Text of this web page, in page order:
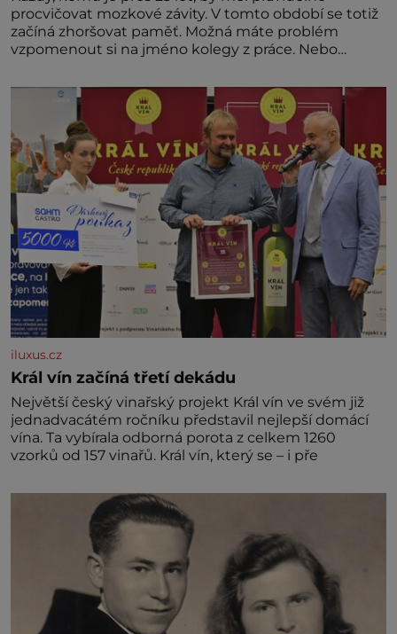
procvičovat mozkové závity. V tomto období se totiž
začíná zhoršovat paměť. Možná máte problém
vzpomenout si na jméno kolegy z práce. Nebo
nedávno přečetli. Je to opravdu tak, s věkem jako
kdyby se paměť rozhodla stávkovat. Cvičte
iluxus.cz
Král vín začíná třetí dekádu
Největší český vinařský projekt Král vín ve svém již
jednadvacátém ročníku představil nejlepší domácí
vína. Ta vybírala odborná porota z celkem 1260
vzorků od 157 vinařů. Král vín, který se – i pře